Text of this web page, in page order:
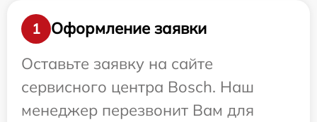
1
Оформление заявки
Оставьте заявку на сайте
сервисного центра Bosch. Наш
менеджер перезвонит Вам для